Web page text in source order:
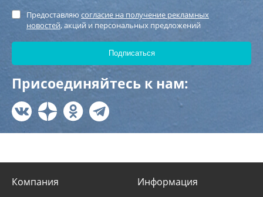
Предоставляю согласие на получение рекламных
новостей, акций и персональных предложений
Присоединяйтесь к нам:
Компания Информация